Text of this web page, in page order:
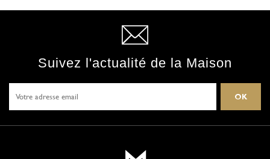
Suivez l'actualité de la Maison